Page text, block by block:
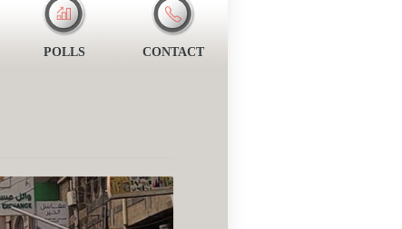
POLLS CONTACT